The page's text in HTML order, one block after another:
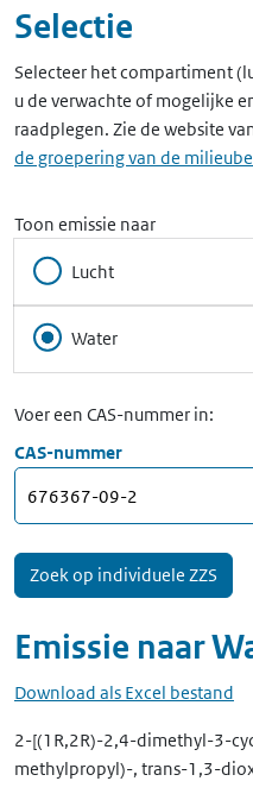
Selectie
Selecteer het compartiment
u de verwachte of mogelijke
raadplegen. Zie de website
de groepering van de
Toon emissie naar
Lucht
Water
Voer een CAS-nummer in:
CAS-nummer
Emissie naar
Download als Excel bestand
2-[(1R,2R)-2,4-dimethyl-3-
methylpropyl)-, trans-1,3-